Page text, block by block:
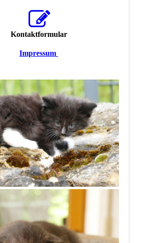
Kontaktformular
Impressum